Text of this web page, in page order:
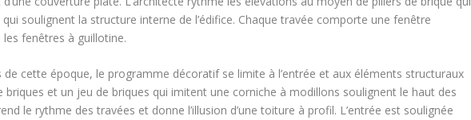
soulignent la structure interne de l’édifice. Chaque travée comporte une fenêtre
fenêtres à guillotine.
de cette époque, le programme décoratif se limite à l’entrée et aux éléments structuraux
briques et un jeu de briques qui imitent une corniche à modillons soulignent le haut des
le rythme des travées et donne l’illusion d’une toiture à profil. L’entrée est soulignée